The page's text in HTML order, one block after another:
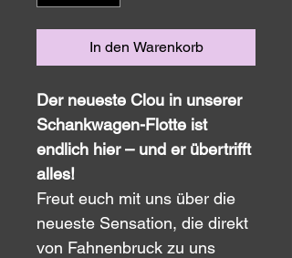
In den Warenkorb
Der neueste Clou in unserer
Schankwagen-Flotte ist
endlich hier – und er übertrifft
alles!
Freut euch mit uns über die
neueste Sensation, die direkt
von Fahnenbruck zu uns